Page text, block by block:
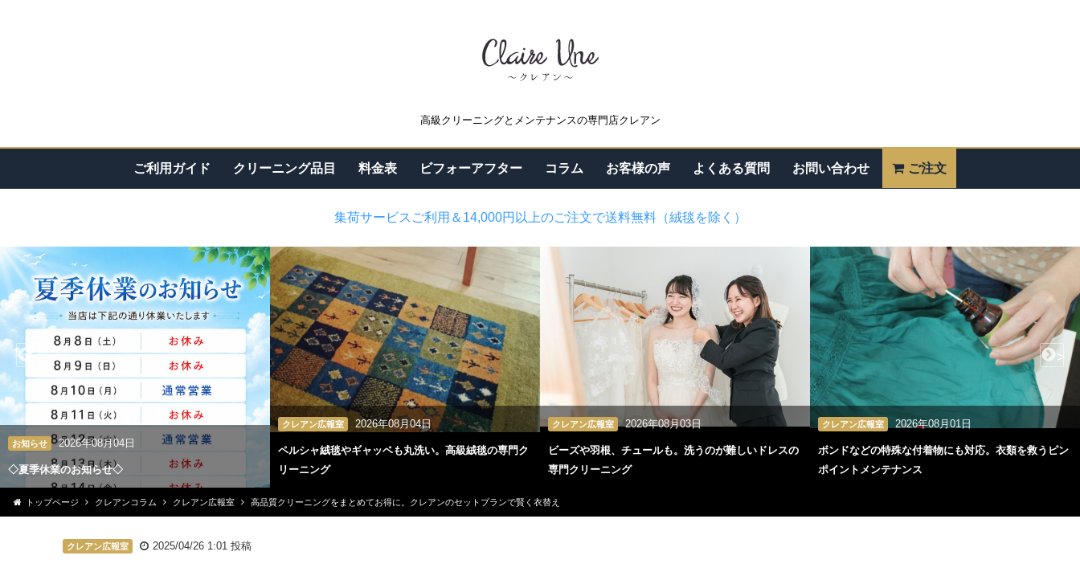
高級クリーニングとメンテナンスの専門店クレアン
ご利用ガイド クリーニング品目 料金表 ビフォーアフター コラム お客様の声 よくある質問 お問い合わせ ご注文
集荷サービスご利用＆14,000円以上のご注文で送料無料（絨毯を除く）
お知らせ 2026年08月04日
◇夏季休業のお知らせ◇
クレアン広報室 2026年08月04日
ペルシャ絨毯やギャッベも丸洗い。高級絨毯の専門ク
リーニング
クレアン広報室 2026年08月03日
ビーズや羽根、チュールも。洗うのが難しいドレスの
専門クリーニング
クレアン広報室 2026年08月01日
ボンドなどの特殊な付着物にも対応。衣類を救うピン
ポイントメンテナンス
< >
トップページ クレアンコラム クレアン広報室 高品質クリーニングをまとめてお得に。クレアンのセットプランで賢く衣替え
クレアン広報室 2025/04/26 1:01投稿